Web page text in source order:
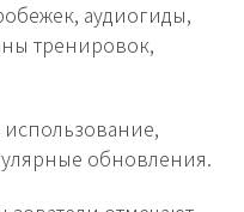
аудиогиды,
тренировок,
использование,
обновления.